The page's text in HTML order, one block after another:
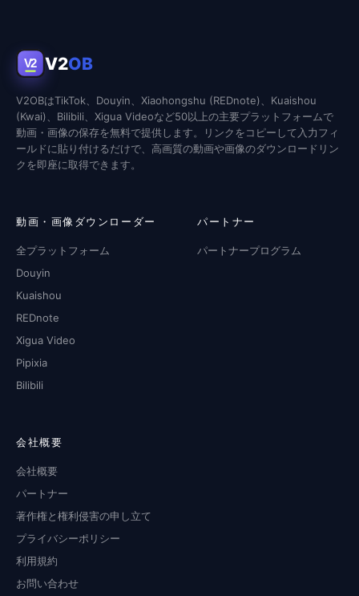
V2 V2OB
V2OBはTikTok、Douyin、Xiaohongshu (REDnote)、Kuaishou
(Kwai)、Bilibili、Xigua Videoなど50以上の主要プラットフォームで
動画・画像の保存を無料で提供します。リンクをコピーして入力フィ
ールドに貼り付けるだけで、高画質の動画や画像のダウンロードリン
クを即座に取得できます。
動画・画像ダウンローダー
全プラットフォーム
Douyin
Kuaishou
REDnote
Xigua Video
Pipixia
Bilibili
パートナー
パートナープログラム
会社概要
会社概要
パートナー
著作権と権利侵害の申し立て
プライバシーポリシー
利用規約
お問い合わせ